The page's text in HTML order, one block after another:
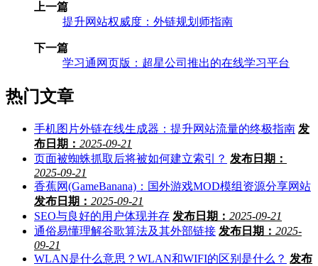
上一篇
提升网站权威度：外链规划师指南
下一篇
学习通网页版：超星公司推出的在线学习平台
热门文章
手机图片外链在线生成器：提升网站流量的终极指南 发
布日期： 2025-09-21
页面被蜘蛛抓取后将被如何建立索引？ 发布日期：
2025-09-21
香蕉网(GameBanana)：国外游戏MOD模组资源分享网站
发布日期： 2025-09-21
SEO与良好的用户体现并存 发布日期： 2025-09-21
通俗易懂理解谷歌算法及其外部链接 发布日期： 2025-
09-21
WLAN是什么意思？WLAN和WIFI的区别是什么？ 发布